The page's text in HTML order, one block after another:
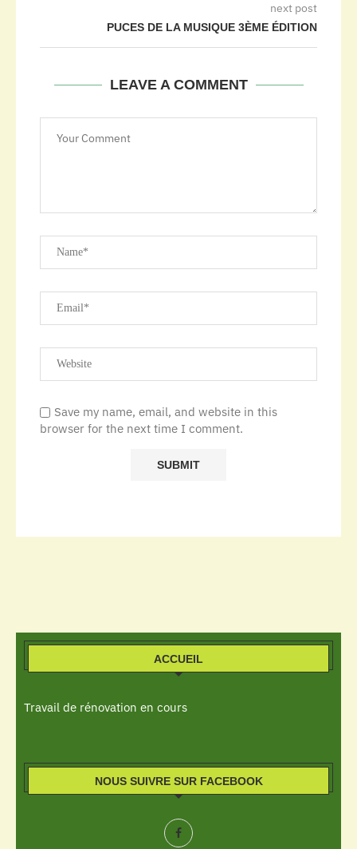
next post
PUCES DE LA MUSIQUE 3ÈME ÉDITION
LEAVE A COMMENT
Save my name, email, and website in this
browser for the next time I comment.
ACCUEIL
Travail de rénovation en cours
NOUS SUIVRE SUR FACEBOOK